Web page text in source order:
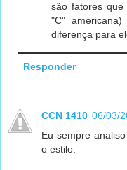
são fatores que
"C"
diferença para
Responder
CCN 1410 06/03/
Eu sempre
o estilo.